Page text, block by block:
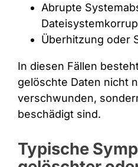
Abrupte
Überhitzung oder
In diesen Fällen
gelöschte Daten nicht
verschwunden,
beschädigt sind.
Typische